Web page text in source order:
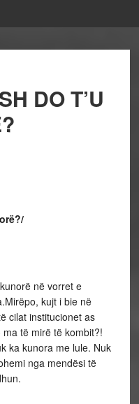
DO T’U
në vorret e
kujt i bie në
cilat institucionet as
të mirë të kombit?!
ka kunora me lule. Nuk
nga mendësi të